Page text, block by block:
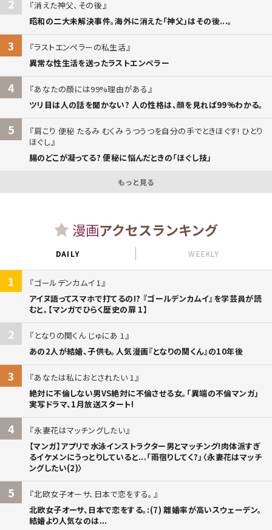
2
消えた神父、その後
昭和の二大未解決事件。海外に消えた「神父」はその後...。
3
ラストエンペラーの私生活
異常な性生活を送ったラストエンペラー
4
あなたの顔には99%理由がある
ツリ目は人の話を聞かない? 人の性格は、顔を見れば99%わかる。
5
肩こり 便秘 たるみ むくみ うつうつを自分の手でときほぐす! ひとり
ほぐし
腸のどこが凝ってる? 便秘に悩んだときの「ほぐし技」
もっと見る
漫画アクセスランキング
DAILY WEEKLY
1
ゴールデンカムイ 1
アイヌ語ってスマホで打てるの!? 『ゴールデンカムイ』を学芸員が読
むと。【マンガでひらく歴史の扉 1】
2
となりの関くん じゅにあ 1
あの2人が結婚、子供も。人気漫画『となりの関くん』の10年後
3
あなたは私におとされたい 1
絶対に不倫しない男VS絶対に不倫させる女。「異端の不倫マンガ」
実写ドラマ、1月放送スタート!
4
永妻花はマッチングしたい
【マンガ】アプリで水泳インストラクター男とマッチング!肉体派すぎ
るイケメンにうっとりしていると...「雨宿りしてく?」〈永妻花はマッチ
ングしたい(2)〉
5
北欧女子オーサ、日本で恋をする。
北欧女子オーサ、日本で恋をする。:(7) 離婚率が高いスウェーデン。
結婚より人気なのは...